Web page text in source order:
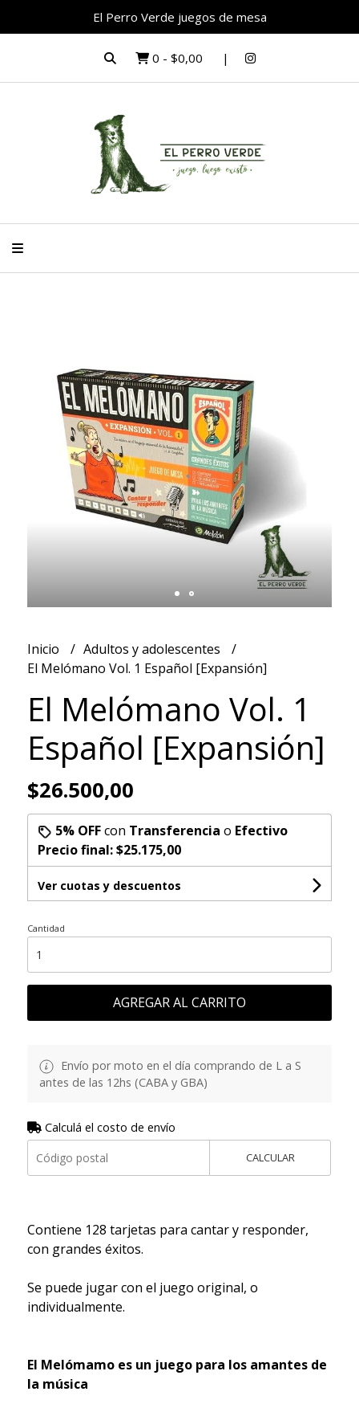
El Perro Verde juegos de mesa
0 - $0,00
Inicio
Adultos y adolescentes
El Melómano Vol. 1 Español [Expansión]
El Melómano Vol. 1
Español [Expansión]
$26.500,00
5% OFFcon Transferencia o Efectivo
Precio final:$25.175,00
Ver cuotas y descuentos
Cantidad
AGREGAR AL CARRITO
Envío por moto en el día comprando de L a S
antes de las 12hs (CABA y GBA)
Calculá el costo de envío
CALCULAR
Contiene 128 tarjetas para cantar y responder,
con grandes éxitos.
Se puede jugar con el juego original, o
individualmente.
El Melómamo es un juego para los amantes de
la música